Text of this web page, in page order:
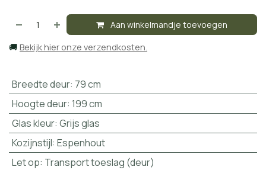
Aan winkelmandje toevoegen
🚚 Bekijk hier onze verzendkosten.
Breedte deur: 79 cm
Hoogte deur: 199 cm
Glas kleur: Grijs glas
Kozijnstijl: Espenhout
Let op: Transport toeslag (deur)